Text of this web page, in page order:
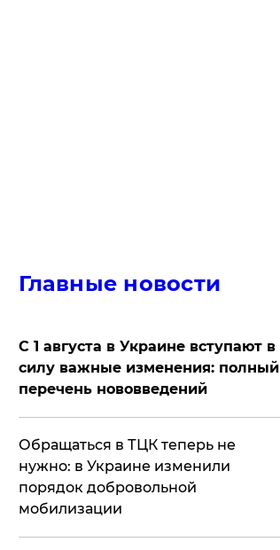
Главные новости
С 1 августа в Украине вступают в
силу важные изменения: полный
перечень нововведений
Обращаться в ТЦК теперь не
нужно: в Украине изменили
порядок добровольной
мобилизации